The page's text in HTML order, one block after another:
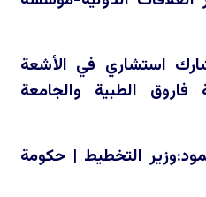
استشاري في الأشعة
فاروق الطبية والجامعة
التخطيط | حكومة